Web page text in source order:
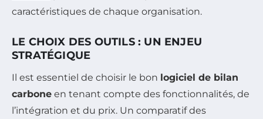
caractéristiques de chaque organisation.
LE CHOIX DES OUTILS : UN ENJEU
STRATÉGIQUE
Il est essentiel de choisir le bon logiciel de bilan
carbone en tenant compte des fonctionnalités, de
l’intégration et du prix. Un comparatif des